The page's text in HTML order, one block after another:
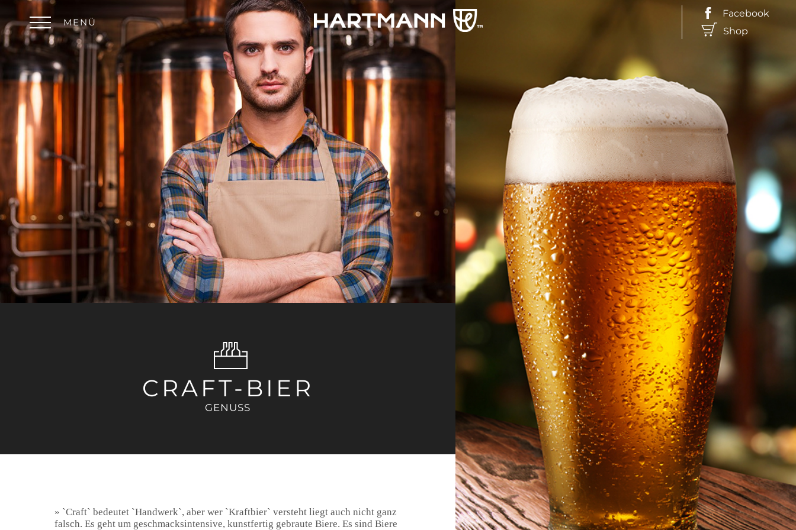
Facebook
Shop
CRAFT-BIER
GENUSS
`Craft` bedeutet `Handwerk`, aber wer `Kraftbier` versteht liegt auch nicht ganz
falsch. Es geht um geschmacksintensive, kunstfertig gebraute Biere. Es sind Biere